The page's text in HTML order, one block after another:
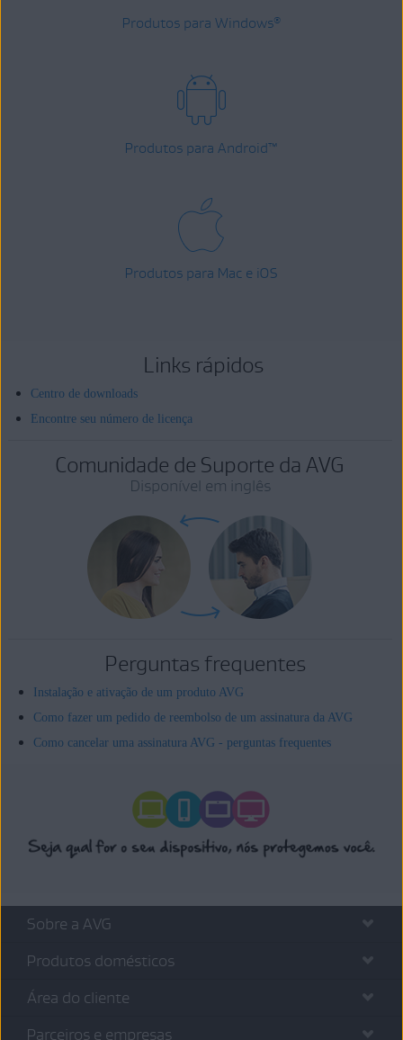
Produtos para Windows®
Produtos para Android™
Produtos para Mac e iOS
Links rápidos
Centro de downloads
Encontre seu número de licença
Comunidade de Suporte da AVG
Disponível em inglês
Perguntas frequentes
Instalação e ativação de um produto AVG
Como fazer um pedido de reembolso de um assinatura da AVG
Como cancelar uma assinatura AVG - perguntas frequentes
Sobre a AVG
Produtos domésticos
Área do cliente
Parceiros e empresas